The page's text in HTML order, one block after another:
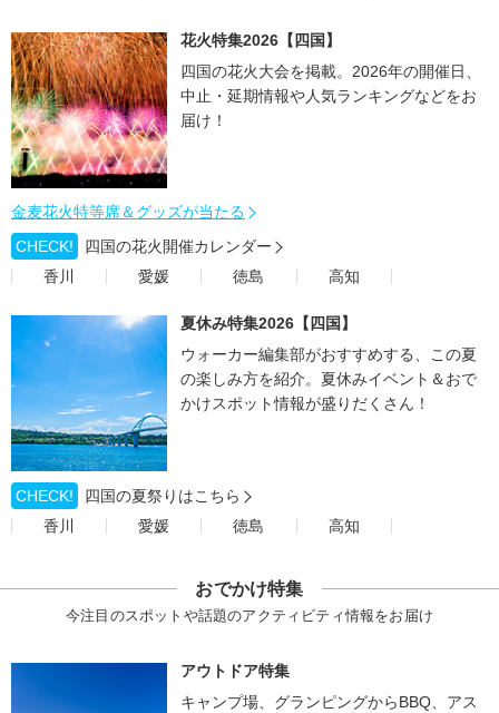
花火特集2026【四国】
四国の花火大会を掲載。2026年の開催日、
中止・延期情報や人気ランキングなどをお
届け！
金麦花火特等席＆グッズが当たる
CHECK!
四国の花火開催カレンダー
香川
愛媛 徳島 高知
夏休み特集2026【四国】
ウォーカー編集部がおすすめする、この夏
の楽しみ方を紹介。夏休みイベント＆おで
かけスポット情報が盛りだくさん！
CHECK!
四国の夏祭りはこちら
香川
愛媛 徳島 高知
おでかけ特集
今注目のスポットや話題のアクティビティ情報をお届け
アウトドア特集
キャンプ場、グランピングからBBQ、アス